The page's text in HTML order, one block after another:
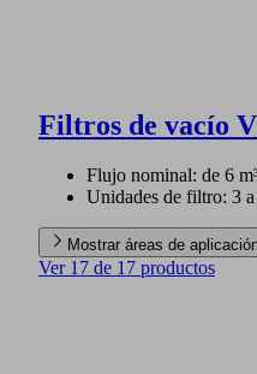
Filtros de vacío
Flujo nominal: de 6
Unidades de filtro: 3
Mostrar áreas de
Ver 17 de 17 productos